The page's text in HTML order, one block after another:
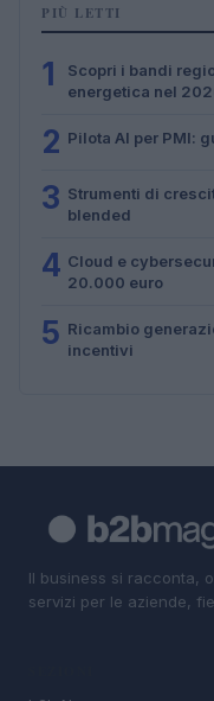
PIÙ LETTI
1
Scopri i bandi
energetica nel
2 Pilota AI per PMI:
3 Strumenti di
blended
4 Cloud e
20.000 euro
5 Ricambio
incentivi
Il business si racconta,
servizi per le aziende,